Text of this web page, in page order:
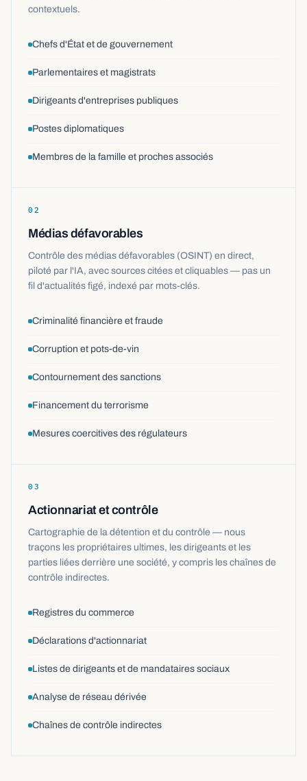
contextuels.
Chefs d'État et de gouvernement
Parlementaires et magistrats
Dirigeants d'entreprises publiques
Postes diplomatiques
Membres de la famille et proches associés
02
Médias défavorables
Contrôle des médias défavorables (OSINT) en direct,
piloté par l'IA, avec sources citées et cliquables — pas un
fil d'actualités figé, indexé par mots-clés.
Criminalité financière et fraude
Corruption et pots-de-vin
Contournement des sanctions
Financement du terrorisme
Mesures coercitives des régulateurs
03
Actionnariat et contrôle
Cartographie de la détention et du contrôle — nous
traçons les propriétaires ultimes, les dirigeants et les
parties liées derrière une société, y compris les chaînes de
contrôle indirectes.
Registres du commerce
Déclarations d'actionnariat
Listes de dirigeants et de mandataires sociaux
Analyse de réseau dérivée
Chaînes de contrôle indirectes